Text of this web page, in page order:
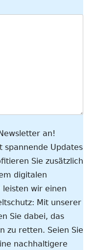
an!
spannende Updates
Sie zusätzlich
digitalen
wir einen
Mit unserer
Sie dabei, das
zu retten. Seien Sie
nachhaltigere